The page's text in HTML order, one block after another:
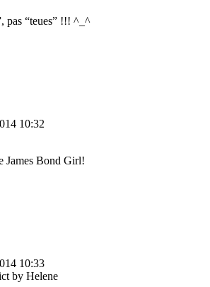
pas “teues” !!! ^_^
10:32
James Bond Girl!
10:33
by Helene